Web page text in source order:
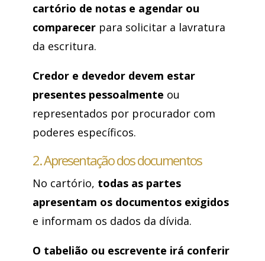
cartório de notas e agendar ou
comparecerpara solicitar a lavratura
da escritura.
Credor e devedor devem estar
presentes pessoalmente ou
representados por procurador com
poderes específicos.
2. Apresentação dos documentos
No cartório, todas as partes
apresentam os documentos exigidos
e informam os dados da dívida.
O tabelião ou escrevente irá conferir